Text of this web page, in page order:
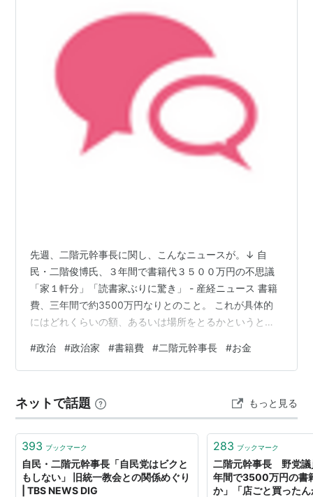
先週、二階元幹事長に関し、こんなニュースが。↓ 自
民・二階俊博氏、３年間で書籍代３５００万円の不思議
「家１軒分」「読書家ぶりに驚き」 - 産経ニュース 書籍
費、三年間で約3500万円なりとのこと。 これが具体的
にはどれくらいの額、あるいは場所をとるかというと、
いたい書店は一坪あたり下代(仕入れ)で凡そ40万円〜50
万円分の本が陳列されているケースが多いです。上代(売
書店の本を全て買った計算です。ちなみに弊社の書店、
きのしたブックセンターは約45坪、佐賀之書店は28坪で
す。【二階元幹…
#政治 #政治家 #書籍費 #二階元幹事長 #お金
ネットで話題 もっと見る
393 ブックマーク
自民・二階元幹事長「自民党はビクと
もしない」 旧統一教会との関係めぐり
| TBS NEWS DIG
283 ブックマーク
二階元幹事長 野党議
年間で3500万円の書
か」「店ごと買った